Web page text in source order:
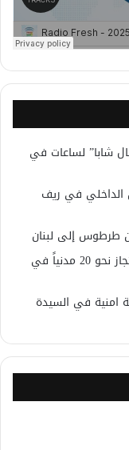
شابا” لساعات في
الداخلي في ريف
طرطوس إلى لبنان
القبض على مطلوب بعد اشتباك مسلح واحتجاز نحو 20 مدنياً في
امنية في السيدة